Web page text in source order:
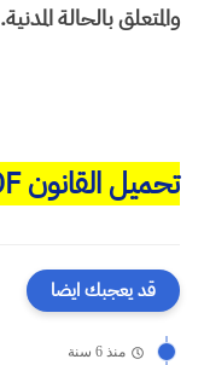
والمتعلق بالحالة المدنية.
تحميل القانون PDF من هنا
قد يعجبك ايضا
منذ 6 سنة